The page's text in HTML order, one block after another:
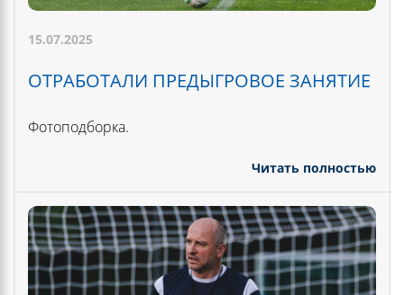
15.07.2025
ОТРАБОТАЛИ ПРЕДЫГРОВОЕ ЗАНЯТИЕ
Фотоподборка.
Читать полностью